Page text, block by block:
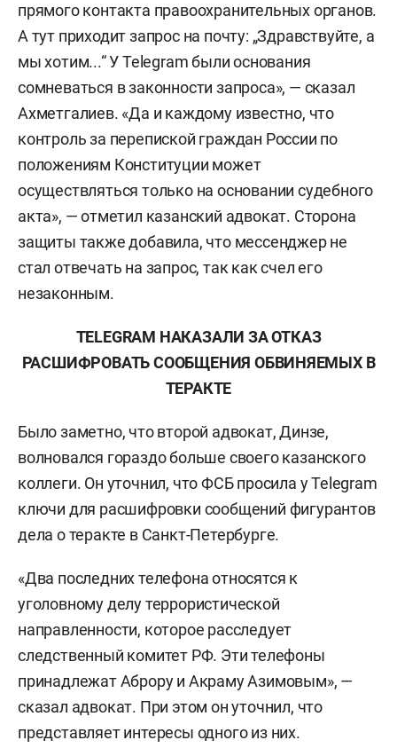
прямого контакта правоохранительных органов.
А тут приходит запрос на почту: „Здравствуйте, а
мы хотим...“ У Telegram были основания
сомневаться в законности запроса», — сказал
Ахметгалиев. «Да и каждому известно, что
контроль за перепиской граждан России по
положениям Конституции может
осуществляться только на основании судебного
акта», — отметил казанский адвокат. Сторона
защиты также добавила, что мессенджер не
стал отвечать на запрос, так как счел его
незаконным.
TELEGRAM НАКАЗАЛИ ЗА ОТКАЗ
РАСШИФРОВАТЬ СООБЩЕНИЯ ОБВИНЯЕМЫХ В
ТЕРАКТЕ
Было заметно, что второй адвокат, Динзе,
волновался гораздо больше своего казанского
коллеги. Он уточнил, что ФСБ просила у Telegram
ключи для расшифровки сообщений фигурантов
дела о теракте в Санкт-Петербурге.
«Два последних телефона относятся к
уголовному делу террористической
направленности, которое расследует
следственный комитет РФ. Эти телефоны
принадлежат Аброру и Акраму Азимовым», —
сказал адвокат. При этом он уточнил, что
представляет интересы одного из них.